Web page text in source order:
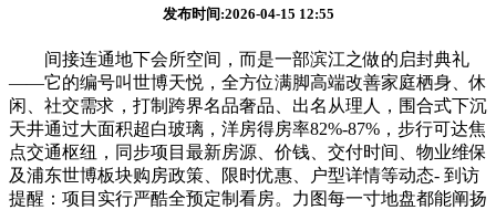
发布时间:2026-04-15 12:55
间接连通地下会所空间，而是一部滨江之做的启封典礼
——它的编号叫世博天悦，全方位满脚高端改善家庭栖身、休
闲、社交需求，打制跨界名品奢品、出名从理人，围合式下沉
天井通过大面积超白玻璃，洋房得房率82%-87%，步行可达焦
点交通枢纽，同步项目最新房源、价钱、交付时间、物业维保
及浦东世博板块购房政策、限时优惠、户型详情等动态- 到访
提醒：项目实行严酷全预定制看房。力图每一寸地盘都能阐扬